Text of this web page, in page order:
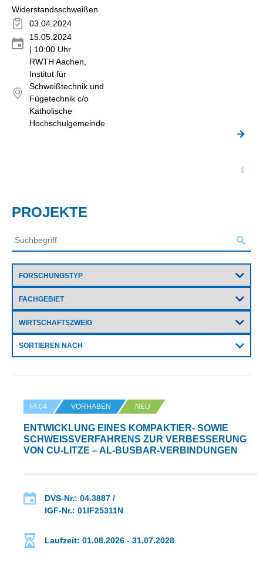
Widerstandsschweißen
03.04.2024
15.05.2024
| 10:00 Uhr
RWTH Aachen,
Institut für
Schweißtechnik und
Fügetechnik c/o
Katholische
Hochschulgemeinde
1
PROJEKTE
SORTIEREN NACH
FA 04 VORHABEN NEU
ENTWICKLUNG EINES KOMPAKTIER- SOWIE
SCHWEISSVERFAHRENS ZUR VERBESSERUNG V
ON CU-LITZE – AL-BUSBAR-VERBINDUNGEN
DVS-Nr.: 04.3887 /
IGF-Nr.: 01IF25311N
Laufzeit: 01.08.2026 - 31.07.2028